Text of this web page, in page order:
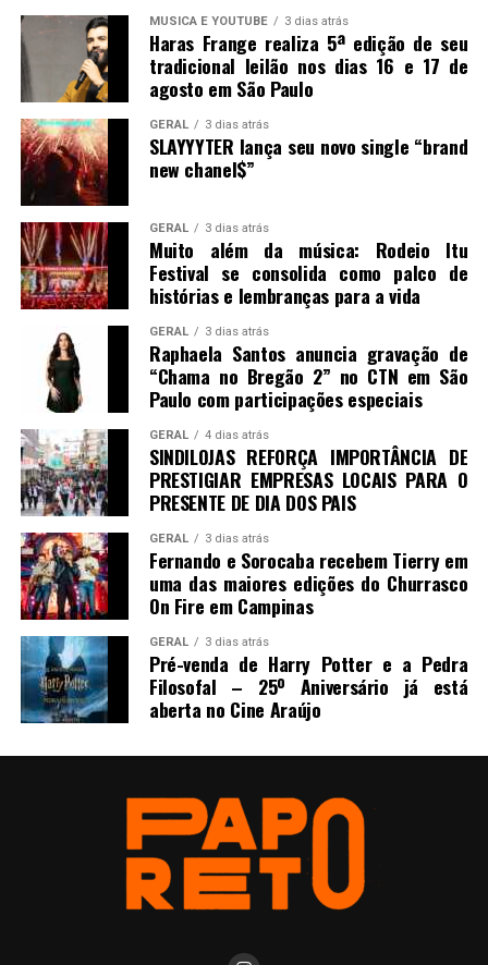
MUSICA E YOUTUBE 3 dias atrás
Haras Frange realiza 5ª edição de seu
tradicional leilão nos dias 16 e 17 de
agosto em São Paulo
GERAL 3 dias atrás
SLAYYYTER lança seu novo single “brand
new chanel$”
GERAL 3 dias atrás
Muito além da música: Rodeio Itu
Festival se consolida como palco de
histórias e lembranças para a vida
GERAL 3 dias atrás
Raphaela Santos anuncia gravação de
“Chama no Bregão 2” no CTN em São
Paulo com participações especiais
GERAL 4 dias atrás
SINDILOJAS REFORÇA IMPORTÂNCIA DE
PRESTIGIAR EMPRESAS LOCAIS PARA O
PRESENTE DE DIA DOS PAIS
GERAL 3 dias atrás
Fernando e Sorocaba recebem Tierry em
uma das maiores edições do Churrasco
On Fire em Campinas
GERAL 3 dias atrás
Pré-venda de Harry Potter e a Pedra
Filosofal – 25º Aniversário já está
aberta no Cine Araújo